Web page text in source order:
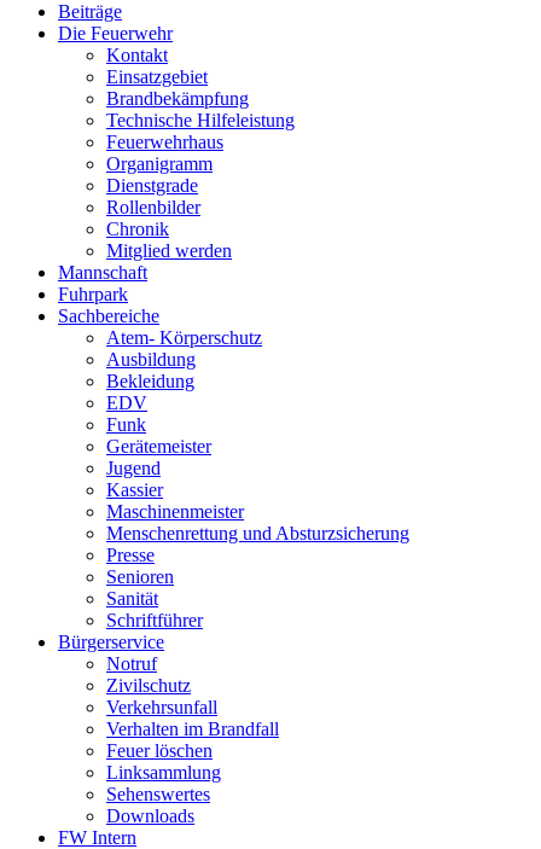
Beiträge
Die Feuerwehr
Kontakt
Einsatzgebiet
Brandbekämpfung
Technische Hilfeleistung
Feuerwehrhaus
Organigramm
Dienstgrade
Rollenbilder
Chronik
Mitglied werden
Mannschaft
Fuhrpark
Sachbereiche
Atem- Körperschutz
Ausbildung
Bekleidung
EDV
Funk
Gerätemeister
Jugend
Kassier
Maschinenmeister
Menschenrettung und Absturzsicherung
Presse
Senioren
Sanität
Schriftführer
Bürgerservice
Notruf
Zivilschutz
Verkehrsunfall
Verhalten im Brandfall
Feuer löschen
Linksammlung
Sehenswertes
Downloads
FW Intern